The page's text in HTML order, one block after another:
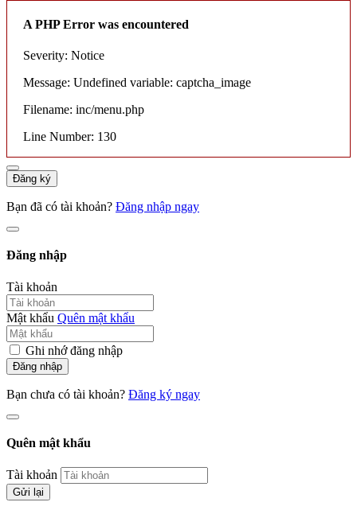
A PHP Error was encountered
Severity: Notice
Message: Undefined variable: captcha_image
Filename: inc/menu.php
Line Number: 130
Đăng ký
Bạn đã có tài khoản? Đăng nhập ngay
Đăng nhập
Tài khoản
Mật khẩu Quên mật khẩu
Ghi nhớ đăng nhập
Đăng nhập
Bạn chưa có tài khoản? Đăng ký ngay
Quên mật khẩu
Tài khoản
Gửi lại